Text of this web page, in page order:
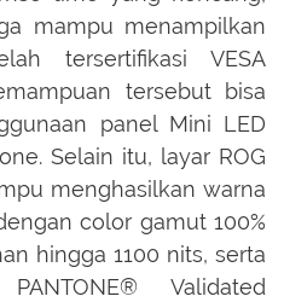
mampu menampilkan
tersertifikasi VESA
tersebut bisa
panel Mini LED
Selain itu, layar ROG
menghasilkan warna
color gamut 100%
hingga 1100 nits, serta
Validated